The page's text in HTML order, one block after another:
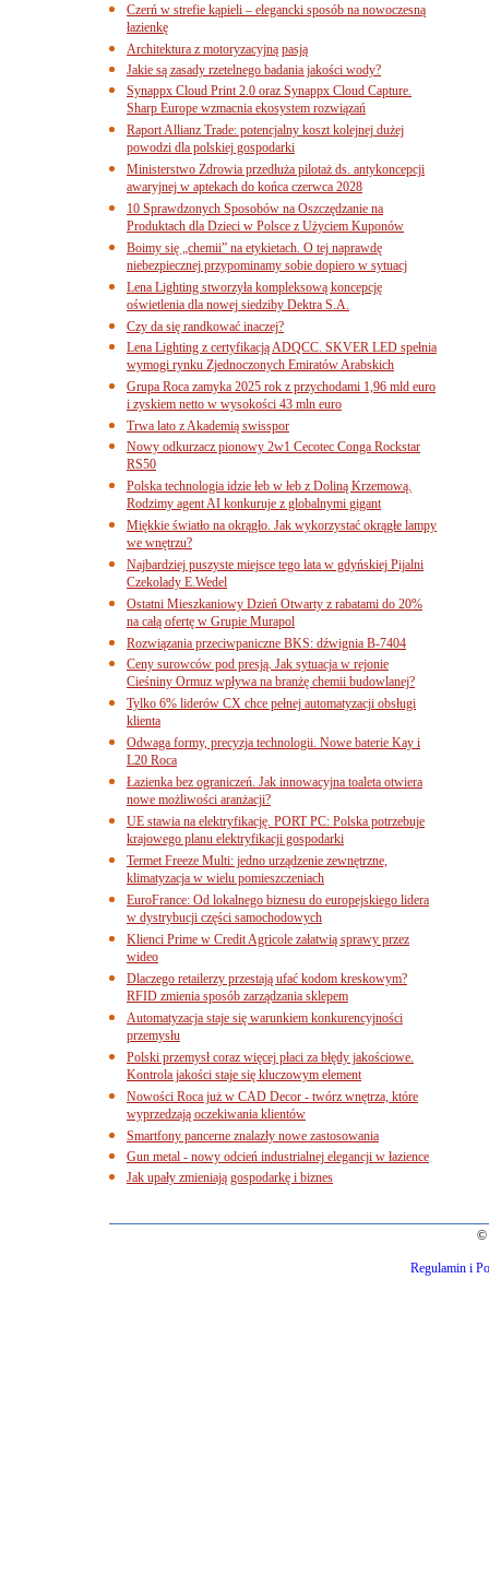
Czerń w strefie kąpieli – elegancki sposób na nowoczesną
łazienkę
Architektura z motoryzacyjną pasją
Jakie są zasady rzetelnego badania jakości wody?
Synappx Cloud Print 2.0 oraz Synappx Cloud Capture.
Sharp Europe wzmacnia ekosystem rozwiązań
Raport Allianz Trade: potencjalny koszt kolejnej dużej
powodzi dla polskiej gospodarki
Ministerstwo Zdrowia przedłuża pilotaż ds. antykoncepcji
awaryjnej w aptekach do końca czerwca 2028
10 Sprawdzonych Sposobów na Oszczędzanie na
Produktach dla Dzieci w Polsce z Użyciem Kuponów
Boimy się „chemii” na etykietach. O tej naprawdę
niebezpiecznej przypominamy sobie dopiero w sytuacj
Lena Lighting stworzyła kompleksową koncepcję
oświetlenia dla nowej siedziby Dektra S.A.
Czy da się randkować inaczej?
Lena Lighting z certyfikacją ADQCC. SKVER LED spełnia
wymogi rynku Zjednoczonych Emiratów Arabskich
Grupa Roca zamyka 2025 rok z przychodami 1,96 mld euro
i zyskiem netto w wysokości 43 mln euro
Trwa lato z Akademią swisspor
Nowy odkurzacz pionowy 2w1 Cecotec Conga Rockstar
RS50
Polska technologia idzie łeb w łeb z Doliną Krzemową.
Rodzimy agent AI konkuruje z globalnymi gigant
Miękkie światło na okrągło. Jak wykorzystać okrągłe lampy
we wnętrzu?
Najbardziej puszyste miejsce tego lata w gdyńskiej Pijalni
Czekolady E.Wedel
Ostatni Mieszkaniowy Dzień Otwarty z rabatami do 20%
na całą ofertę w Grupie Murapol
Rozwiązania przeciwpaniczne BKS: dźwignia B-7404
Ceny surowców pod presją. Jak sytuacja w rejonie
Cieśniny Ormuz wpływa na branżę chemii budowlanej?
Tylko 6% liderów CX chce pełnej automatyzacji obsługi
klienta
Odwaga formy, precyzja technologii. Nowe baterie Kay i
L20 Roca
Łazienka bez ograniczeń. Jak innowacyjna toaleta otwiera
nowe możliwości aranżacji?
UE stawia na elektryfikację. PORT PC: Polska potrzebuje
krajowego planu elektryfikacji gospodarki
Termet Freeze Multi: jedno urządzenie zewnętrzne,
klimatyzacja w wielu pomieszczeniach
EuroFrance: Od lokalnego biznesu do europejskiego lidera
w dystrybucji części samochodowych
Klienci Prime w Credit Agricole załatwią sprawy przez
wideo
Dlaczego retailerzy przestają ufać kodom kreskowym?
RFID zmienia sposób zarządzania sklepem
Automatyzacja staje się warunkiem konkurencyjności
przemysłu
Polski przemysł coraz więcej płaci za błędy jakościowe.
Kontrola jakości staje się kluczowym element
Nowości Roca już w CAD Decor - twórz wnętrza, które
wyprzedzają oczekiwania klientów
Smartfony pancerne znalazły nowe zastosowania
Gun metal - nowy odcień industrialnej elegancji w łazience
Jak upały zmieniają gospodarkę i biznes
©
Regulamin i